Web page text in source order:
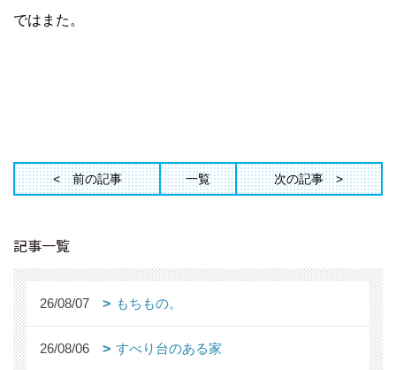
ではまた。
前の記事 一覧 次の記事
記事一覧
26/08/07 もちもの。
26/08/06 すべり台のある家